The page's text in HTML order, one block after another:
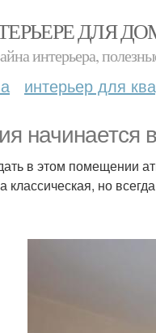
ДЛЯ
интерьера,
интерьер для
начинается
в этом помещении
классическая, но